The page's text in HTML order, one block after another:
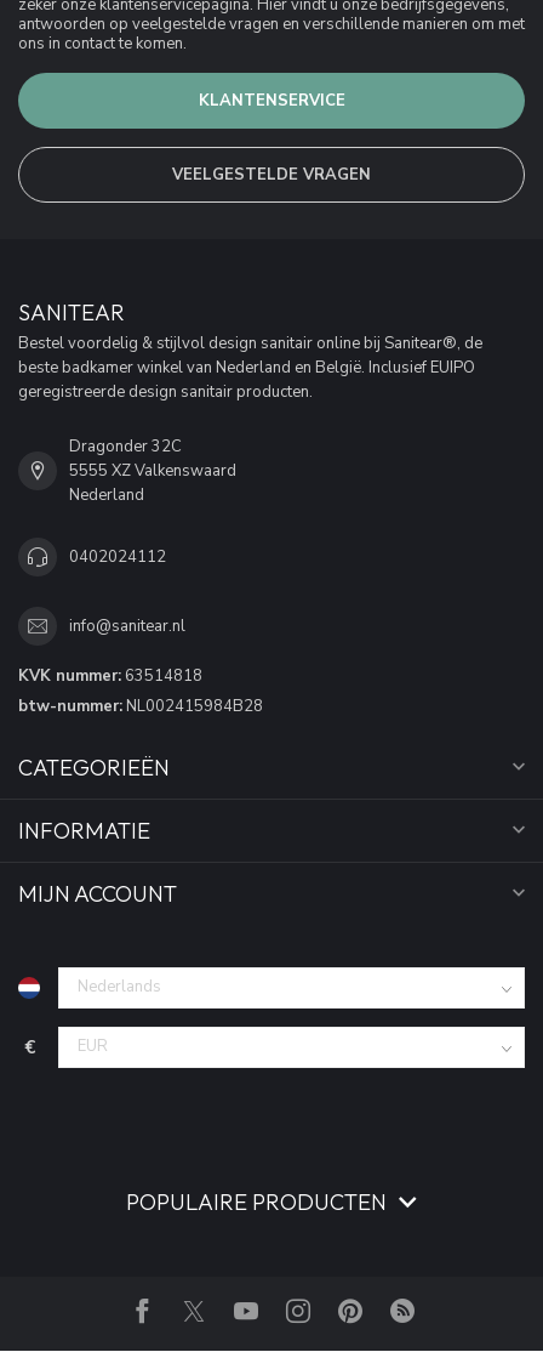
zeker onze klantenservicepagina. Hier vindt u onze bedrijfsgegevens,
antwoorden op veelgestelde vragen en verschillende manieren om met
ons in contact te komen.
KLANTENSERVICE
VEELGESTELDE VRAGEN
SANITEAR
Bestel voordelig & stijlvol design sanitair online bij Sanitear®, de
beste badkamer winkel van Nederland en België. Inclusief EUIPO
geregistreerde design sanitair producten.
Dragonder 32C
5555 XZ Valkenswaard
Nederland
0402024112
info@sanitear.nl
KVK nummer: 63514818
btw-nummer: NL002415984B28
CATEGORIEËN
INFORMATIE
MIJN ACCOUNT
€
POPULAIRE PRODUCTEN